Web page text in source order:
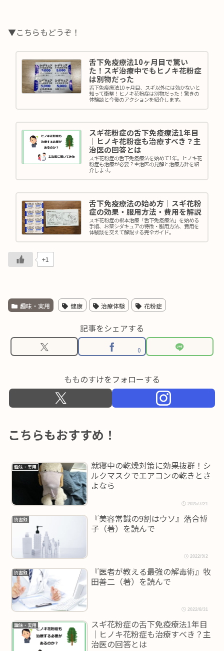
▼こちらもどうぞ！
舌下免疫療法10ヶ月目で驚い
た！スギ治療中でもヒノキ花粉症
は別物だった
舌下免疫療法10ヶ月目、スギ以外には効かないと
知って衝撃！ヒノキ花粉症は別物だった！驚きの
体験談と今後のアクションを紹介します。
スギ花粉症の舌下免疫療法1年目
｜ヒノキ花粉症も治療すべき？主
治医の回答とは
スギ花粉症の舌下免疫療法を始めて1年。ヒノキ花
粉症も治療が必要？主治医の見解と治療方針を紹
介します。
舌下免疫療法の始め方｜スギ花粉
症の効果・服用方法・費用を解説
スギ花粉症の根本治療「舌下免疫療法」を始める
手順、お薬シダキュアの特徴・服用方法、費用を
体験談を交えて解説する完全ガイド。
+1
趣味・実用 健康 治療体験 花粉症
記事をシェアする
0
もものすけをフォローする
こちらもおすすめ！
趣味・実用
就寝中の乾燥対策に効果抜群！シ
ルクマスクでエアコンの乾きとさ
よなら
2025/7/21
読書録
『美容常識の9割はウソ』落合博
子（著）を読んで
2022/9/2
読書録
『医者が教える最強の解毒術』牧
田善二（著）を読んで
2022/8/31
趣味・実用
スギ花粉症の舌下免疫療法1年目
｜ヒノキ花粉症も治療すべき？主
治医の回答とは